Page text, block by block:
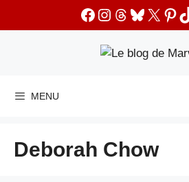
Facebook
Instagram
Threads
Bluesky
X
MENU
Deborah Chow